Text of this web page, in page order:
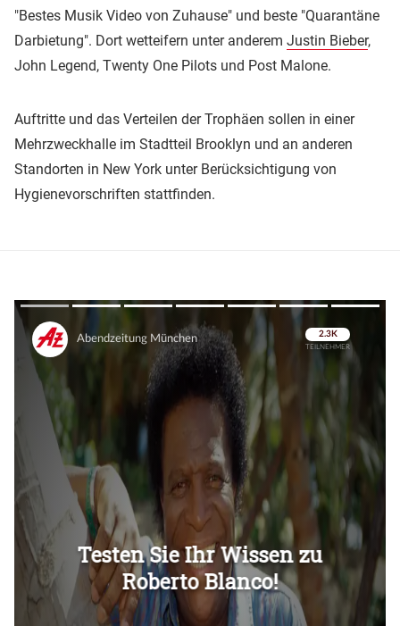
"Bestes Musik Video von Zuhause" und beste "Quarantäne
Darbietung". Dort wetteifern unter anderem Justin Bieber,
John Legend, Twenty One Pilots und Post Malone.
Auftritte und das Verteilen der Trophäen sollen in einer
Mehrzweckhalle im Stadtteil Brooklyn und an anderen
Standorten in New York unter Berücksichtigung von
Hygienevorschriften stattfinden.
Überspringen
Überspringen